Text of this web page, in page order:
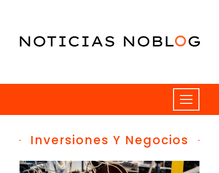
Inversiones Y Negocios